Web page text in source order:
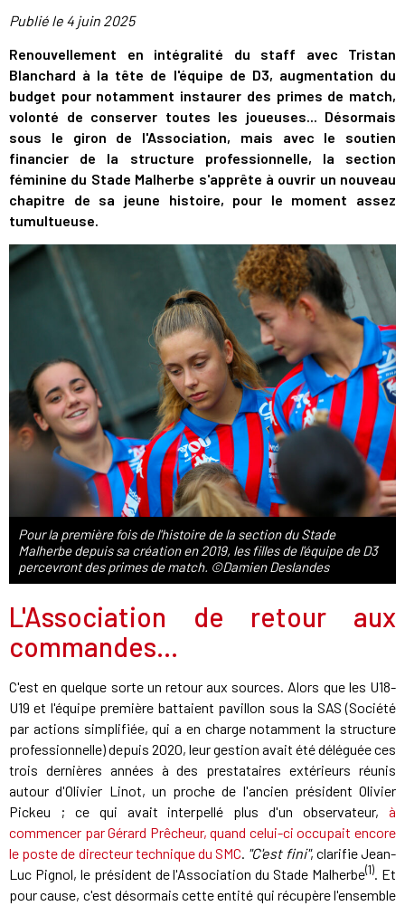
Publié le 4 juin 2025
Renouvellement en intégralité du staff avec Tristan
Blanchard à la tête de l'équipe de D3, augmentation du
budget pour notamment instaurer des primes de match,
volonté de conserver toutes les joueuses... Désormais
sous le giron de l'Association, mais avec le soutien
financier de la structure professionnelle, la section
féminine du Stade Malherbe s'apprête à ouvrir un nouveau
chapitre de sa jeune histoire, pour le moment assez
tumultueuse.
Pour la première fois de l'histoire de la section du Stade
Malherbe depuis sa création en 2019, les filles de l'équipe de D3
percevront des primes de match. ©Damien Deslandes
L'Association de retour aux
commandes...
C'est en quelque sorte un retour aux sources. Alors que les U18-
U19 et l'équipe première battaient pavillon sous la SAS (Société
par actions simplifiée, qui a en charge notamment la structure
professionnelle) depuis 2020, leur gestion avait été déléguée ces
trois dernières années à des prestataires extérieurs réunis
autour d'Olivier Linot, un proche de l'ancien président Olivier
Pickeu ; ce qui avait interpellé plus d'un observateur, à
commencer par Gérard Prêcheur, quand celui-ci occupait encore
le poste de directeur technique du SMC. "C'est fini", clarifie Jean-
Luc Pignol, le président de l'Association du Stade Malherbe(1). Et
pour cause, c'est désormais cette entité qui récupère l'ensemble